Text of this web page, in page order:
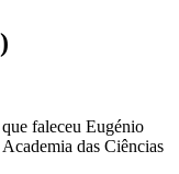
faleceu Eugénio
das Ciências